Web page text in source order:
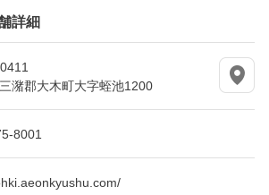
詳細
潴郡大木町大字蛭池1200
8001